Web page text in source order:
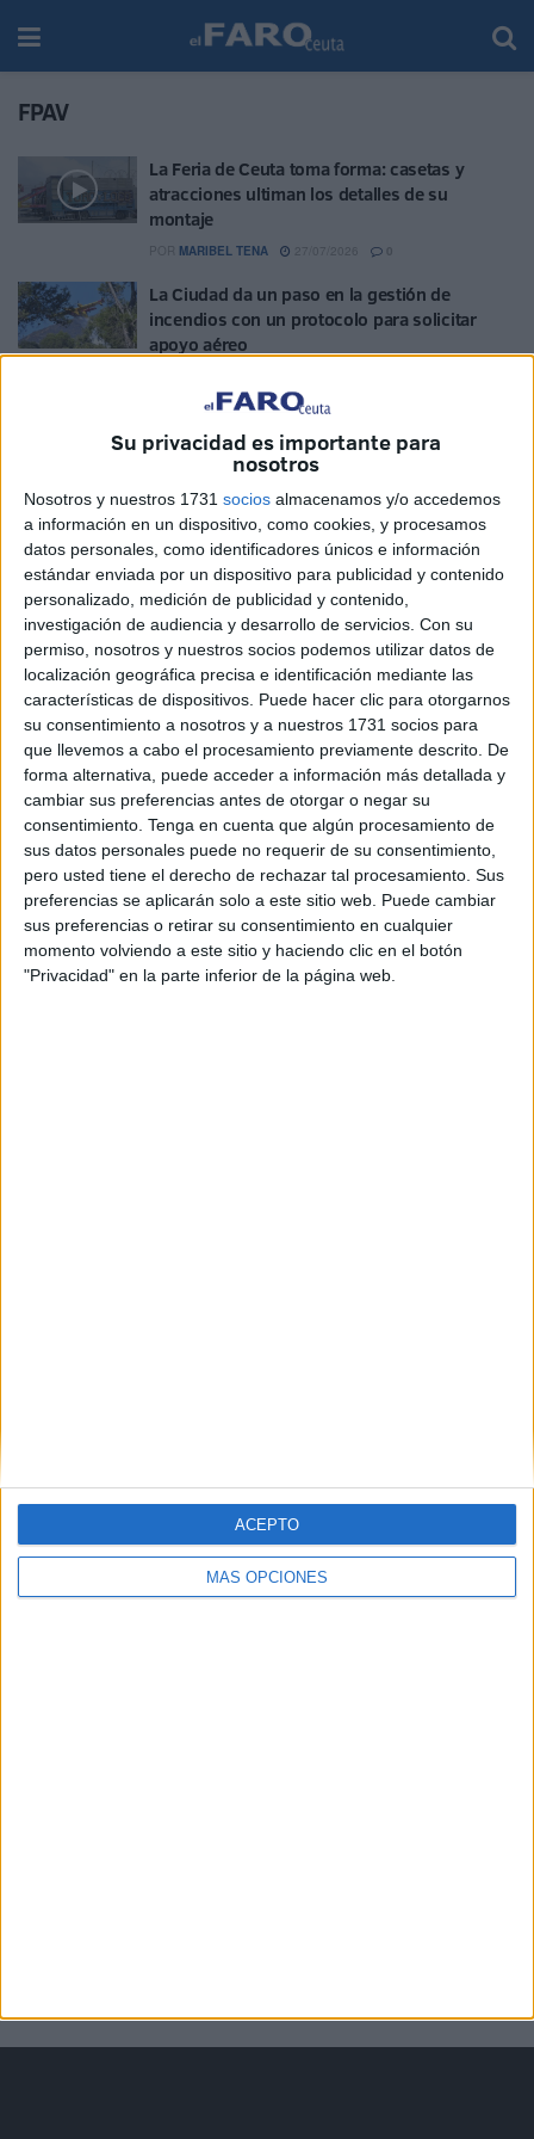
Su privacidad es importante para
nosotros
Nosotros y nuestros 1731 socios almacenamos y/o accedemos
a información en un dispositivo, como cookies, y procesamos
datos personales, como identificadores únicos e información
estándar enviada por un dispositivo para publicidad y contenido
personalizado, medición de publicidad y contenido,
investigación de audiencia y desarrollo de servicios. Con su
permiso, nosotros y nuestros socios podemos utilizar datos de
localización geográfica precisa e identificación mediante las
características de dispositivos. Puede hacer clic para otorgarnos
su consentimiento a nosotros y a nuestros 1731 socios para
que llevemos a cabo el procesamiento previamente descrito. De
forma alternativa, puede acceder a información más detallada y
cambiar sus preferencias antes de otorgar o negar su
consentimiento. Tenga en cuenta que algún procesamiento de
sus datos personales puede no requerir de su consentimiento,
pero usted tiene el derecho de rechazar tal procesamiento. Sus
preferencias se aplicarán solo a este sitio web. Puede cambiar
sus preferencias o retirar su consentimiento en cualquier
momento volviendo a este sitio y haciendo clic en el botón
"Privacidad" en la parte inferior de la página web.
MÁS OPCIONES
ACEPTO
FPAV
La Feria de Ceuta toma forma: casetas y
atracciones ultiman los detalles de su
montaje
MARIBEL TENA 0
La Ciudad da un paso en la gestión de
incendios con un protocolo para solicitar
apoyo aéreo
La FPAV propone que el bus turístico sirva de
ocio para las personas mayores
EVA CEREZO 17/06/2026
Jornada de concienciación: los más
pequeños limpian la playa del Tarajal
POR MARIBEL TENA 01/06/2026 1
Una Cruz de Mayo en San Amaro entre paellas
y música flamenca
POR EVA CEREZO 24/05/2026 1
Retos de la FPAV para el nuevo año 2026:
“Recuperar la esencia antigua”
POR EVA CEREZO 10/01/2026 2
Brigadas Verdes advierte sobre el inicio de
movilizaciones si no se da "una solución"
POR MARÍA VALVERDE 18/12/2025 2
La Ciudad presenta a los vecinos del Distrito 4
el nuevo Plan de Servicios Urbanos
POR BEATRIZ MARTÍNEZ 10/12/2025